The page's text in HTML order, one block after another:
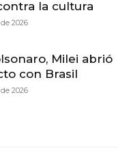
la cultura
2026
Milei abrió
con Brasil
2026